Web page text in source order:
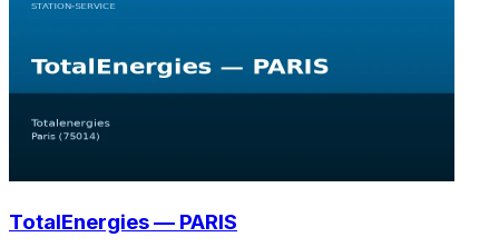
TotalEnergies — PARIS